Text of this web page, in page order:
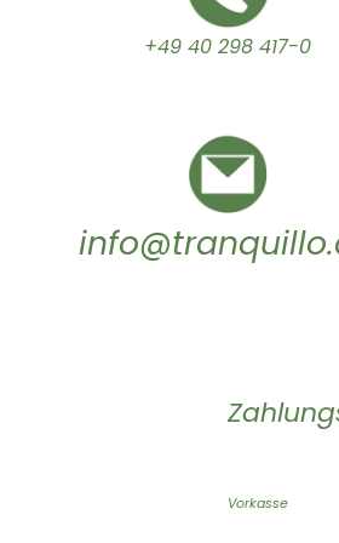
+49 40 298 417-0
Vorkasse